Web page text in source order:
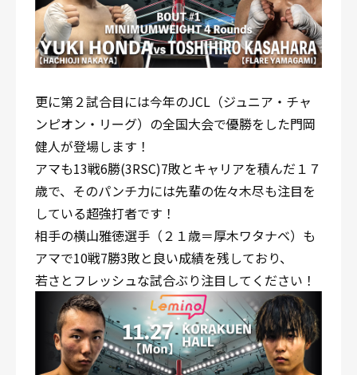
更に第２試合目には今年のJCL（ジュニア・チャ
ンピオン・リーグ）の全国大会で優勝をした門岡
健人が登場します！
アマも13戦6勝(3RSC)7敗とキャリアを積んだ１７
歳で、そのパンチ力には先輩の佐々木尽も注目を
している超強打者です！
相手の横山雅徳選手（２１歳＝厚木ワタナベ）も
アマで10戦7勝3敗と良い成績を残しており、
若さとフレッシュな試合ぶり注目してください！